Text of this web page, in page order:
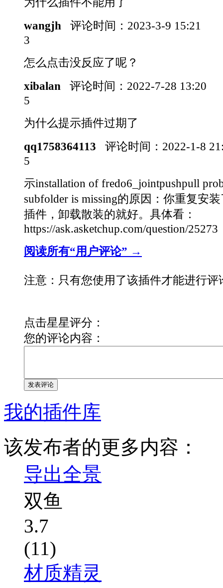
wangjh
评论时间： 2023-3-9 15:21
3
怎么点击没反应了呢？
xibalan
评论时间： 2022-7-28 13:20
5
为什么提示插件过期了
qq1758364113
评论时间： 2022-1-8
5
示installation of fredo6_jointpushpull
subfolder is missing的原因：你重复安
插件，卸载散装的就好。具体看：
https://ask.asketchup.com/question/25273
阅读所有“用户评论” →
注意：只有您使用了该插件才能进行评
点击星星评分：
您的评论内容：
发表评论
我的插件库
该发布者的更多内容：
导出全景
双鱼
3.7
(11)
材质精灵